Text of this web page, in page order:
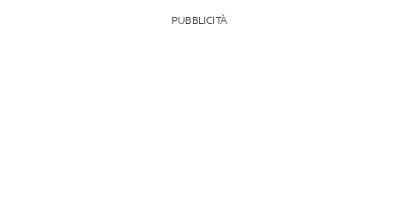
PUBBLICITÀ